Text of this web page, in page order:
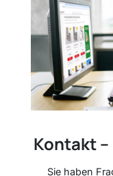
Kontakt
Sie haben